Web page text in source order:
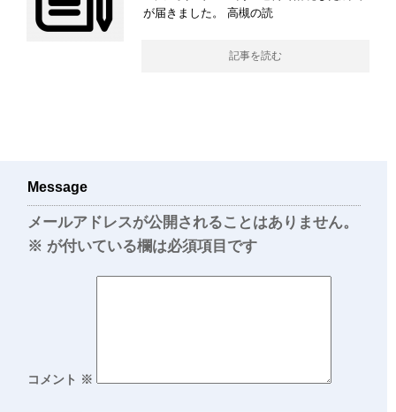
が届きました。 高槻の読
記事を読む
Message
メールアドレスが公開されることはありません。
※ が付いている欄は必須項目です
コメント ※